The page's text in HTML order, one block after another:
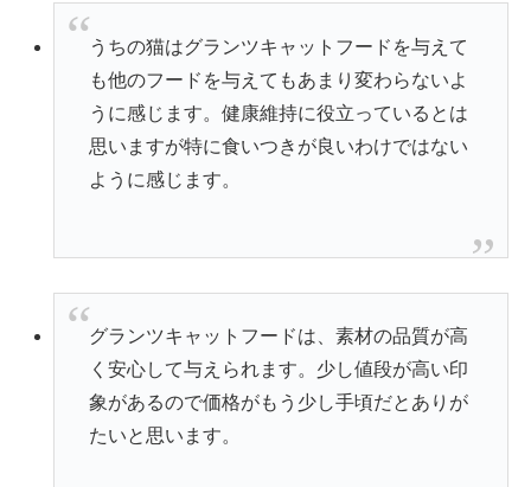
うちの猫はグランツキャットフードを与えて
も他のフードを与えてもあまり変わらないよ
うに感じます。健康維持に役立っているとは
思いますが特に食いつきが良いわけではない
ように感じます。
グランツキャットフードは、素材の品質が高
く安心して与えられます。少し値段が高い印
象があるので価格がもう少し手頃だとありが
たいと思います。